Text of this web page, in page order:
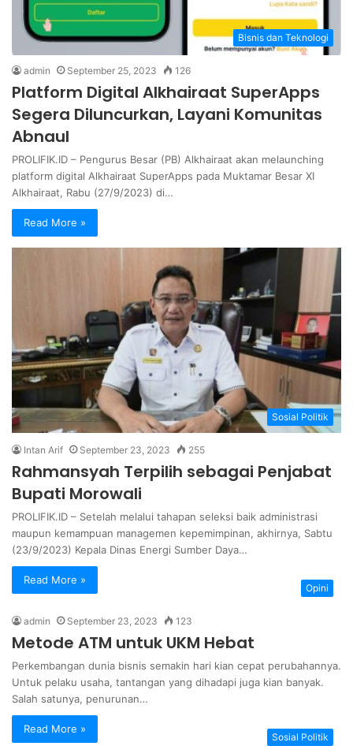
Bisnis dan Teknologi
admin September 25, 2023 126
Platform Digital Alkhairaat SuperApps
Segera Diluncurkan, Layani Komunitas
Abnaul
PROLIFIK.ID – Pengurus Besar (PB) Alkhairaat akan melaunching
platform digital Alkhairaat SuperApps pada Muktamar Besar XI
Alkhairaat, Rabu (27/9/2023) di…
Read More »
Sosial Politik
Intan Arif September 23, 2023 255
Rahmansyah Terpilih sebagai Penjabat
Bupati Morowali
PROLIFIK.ID – Setelah melalui tahapan seleksi baik administrasi
maupun kemampuan managemen kepemimpinan, akhirnya, Sabtu
(23/9/2023) Kepala Dinas Energi Sumber Daya…
Read More »
Opini
admin September 23, 2023 123
Metode ATM untuk UKM Hebat
Perkembangan dunia bisnis semakin hari kian cepat perubahannya.
Untuk pelaku usaha, tantangan yang dihadapi juga kian banyak.
Salah satunya, penurunan…
Read More »
Sosial Politik